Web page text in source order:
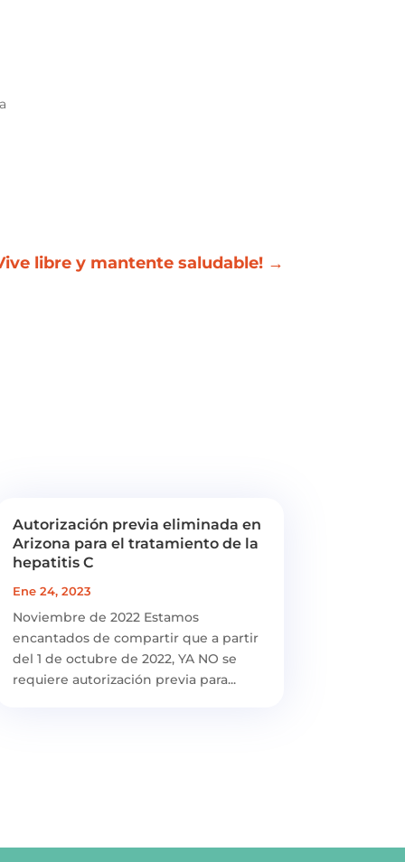
libre y mantente saludable!→
Autorización previa eliminada en
Arizona para el tratamiento de la
hepatitis C
Ene 24, 2023
Noviembre de 2022 Estamos
encantados de compartir que a partir
del 1 de octubre de 2022, YA NO se
requiere autorización previa para...